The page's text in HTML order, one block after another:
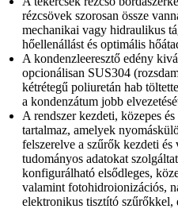
rézcsövek szorosan össze
mechanikai vagy hidraulikus
hőellenállást és optimális
A kondenzleeresztő edény
opcionálisan SUS304
kétrétegű poliuretán hab
a kondenzátum jobb
A rendszer kezdeti, közepes
tartalmaz, amelyek
felszerelve a szűrők kezdeti és
tudományos adatokat
konfigurálható elsődleges,
valamint fotohidroionizációs,
elektronikus tisztító szűrőkkel,